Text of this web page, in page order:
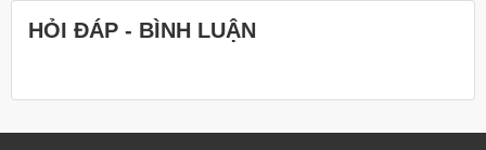
HỎI ĐÁP - BÌNH LUẬN